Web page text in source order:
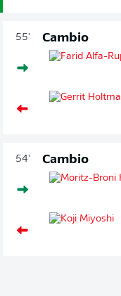
55' Cambio
54' Cambio